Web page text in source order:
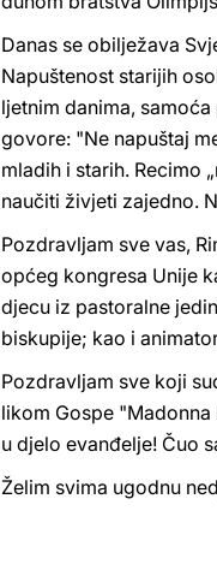
Danas se obilježava
Napuštenost starijih
ljetnim danima,
govore: "Ne napuštaj
mladih i starih. Recimo
naučiti živjeti zajedno.
Pozdravljam sve vas,
općeg kongresa Unije
djecu iz pastoralne
biskupije; kao i
Pozdravljam sve koji
likom Gospe
u djelo evanđelje! Čuo
Želim svima ugodnu